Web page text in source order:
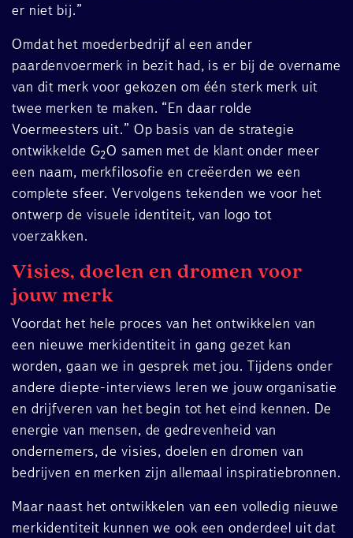
er niet bij.”
Omdat het moederbedrijf al een ander
paardenvoermerk in bezit had, is er bij de overname
van dit merk voor gekozen om één sterk merk uit
twee merken te maken. “En daar rolde
Voermeesters uit.” Op basis van de strategie
ontwikkelde G2O samen met de klant onder meer
een naam, merkfilosofie en creëerden we een
complete sfeer. Vervolgens tekenden we voor het
ontwerp de visuele identiteit, van logo tot
voerzakken.
Visies, doelen en dromen voor
jouw merk
Voordat het hele proces van het ontwikkelen van
een nieuwe merkidentiteit in gang gezet kan
worden, gaan we in gesprek met jou. Tijdens onder
andere diepte-interviews leren we jouw organisatie
en drijfveren van het begin tot het eind kennen. De
energie van mensen, de gedrevenheid van
ondernemers, de visies, doelen en dromen van
bedrijven en merken zijn allemaal inspiratiebronnen.
Maar naast het ontwikkelen van een volledig nieuwe
merkidentiteit kunnen we ook een onderdeel uit dat